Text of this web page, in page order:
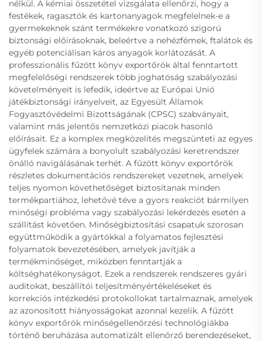
nélkül. A kémiai összetétel vizsgálata ellenőrzi, hogy a
festékek, ragasztók és kartonanyagok megfelelnek-e a
gyermekeknek szánt termékekre vonatkozó szigorú
biztonsági előírásoknak, beleértve a nehézfémek, ftalátok és
egyéb potenciálisan káros anyagok korlátozását. A
professzionális fűzött könyv exportőrök által fenntartott
megfelelőségi rendszerek több joghatóság szabályozási
követelményeit is lefedik, ideértve az Európai Unió
játékbiztonsági irányelveit, az Egyesült Államok
Fogyasztóvédelmi Bizottságának (CPSC) szabványait,
valamint más jelentős nemzetközi piacok hasonló
előírásait. Ez a komplex megközelítés megszünteti az egyes
ügyfelek számára a bonyolult szabályozási keretrendszer
önálló navigálásának terhét. A fűzött könyv exportőrök
részletes dokumentációs rendszereket vezetnek, amelyek
teljes nyomon követhetőséget biztosítanak minden
termékpartiához, lehetővé téve a gyors reakciót bármilyen
minőségi probléma vagy szabályozási lekérdezés esetén a
szállítást követően. Minőségbiztosítási csapatuk szorosan
együttműködik a gyártókkal a folyamatos fejlesztési
folyamatok bevezetésében, amelyek javítják a
termékminőséget, miközben fenntartják a
költséghatékonyságot. Ezek a rendszerek rendszeres gyári
auditokat, beszállítói teljesítményértékeléseket és
korrekciós intézkedési protokollokat tartalmaznak, amelyek
az azonosított hiányosságokat azonnal kezelik. A fűzött
könyv exportőrök minőségellenőrzési technológiákba
történő beruházása automatizált ellenőrző berendezéseket,